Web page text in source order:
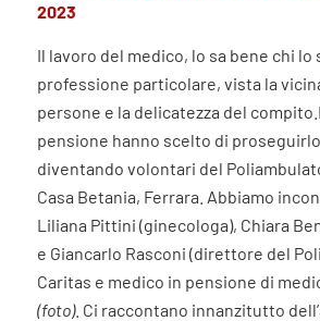
2023
Il lavoro del medico, lo sa bene chi lo
professione particolare, vista la
persone e la delicatezza del
pensione hanno scelto di
diventando volontari del
Casa Betania, Ferrara. Abbiamo
Liliana Pittini (ginecologa), Chiara
e Giancarlo Rasconi (direttore del
Caritas e medico in pensione di
(foto). Ci raccontano innanzitutto